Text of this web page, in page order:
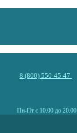
8 (800) 550-45-47
Пн-Пт с 10.00 до 20.00